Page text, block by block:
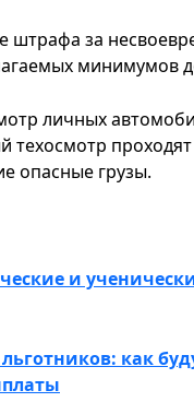
штрафа за
минимумов
личных
техосмотр проходят
опасные грузы.
и
как